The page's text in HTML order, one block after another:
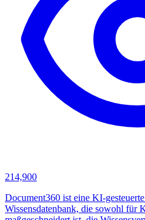
214,900
Document360 ist eine KI-
Wissensdatenbank, die sowohl für